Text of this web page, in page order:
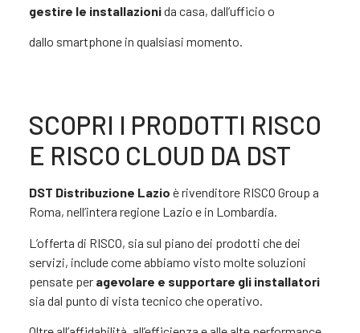
gestire le installazionida casa, dall’ufficio o
dallo smartphone in qualsiasi momento.
SCOPRI I PRODOTTI RISCO
E RISCO CLOUD DA DST
DST Distribuzione Lazio è rivenditore RISCO Group a
Roma, nell’intera regione Lazio e in Lombardia.
L’offerta di RISCO, sia sul piano dei prodotti che dei
servizi, include come abbiamo visto molte soluzioni
pensate per agevolare e supportare gli installatori
sia dal punto di vista tecnico che operativo.